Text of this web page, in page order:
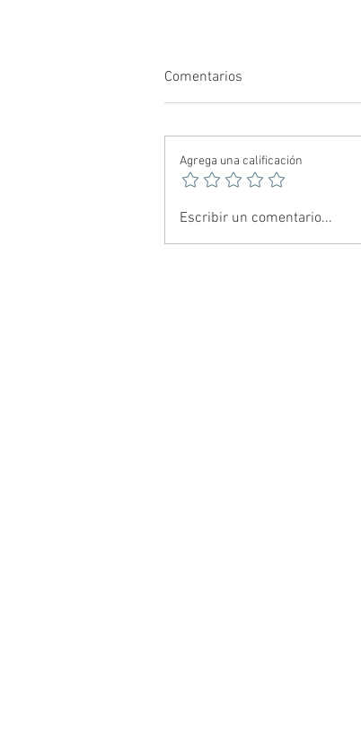
🕷️ Spider-Noir: El Hombre
Araña más oscuro del
Comentarios
Agrega una calificación
Escribir un comentario...